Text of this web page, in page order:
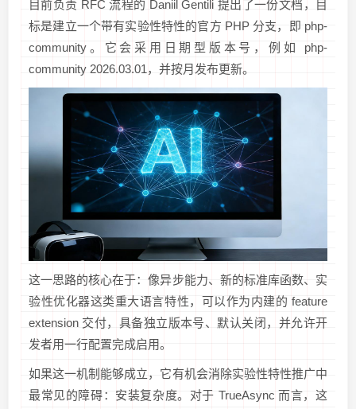
目前负责 RFC 流程的 Daniil Gentili 提出了一份文档，目
标是建立一个带有实验性特性的官方 PHP 分支，即 php-
community。它会采用日期型版本号，例如 php-
community 2026.03.01，并按月发布更新。
这一思路的核心在于：像异步能力、新的标准库函数、实
验性优化器这类重大语言特性，可以作为内建的 feature
extension 交付，具备独立版本号、默认关闭，并允许开
发者用一行配置完成启用。
如果这一机制能够成立，它有机会消除实验性特性推广中
最常见的障碍：安装复杂度。对于 TrueAsync 而言，这